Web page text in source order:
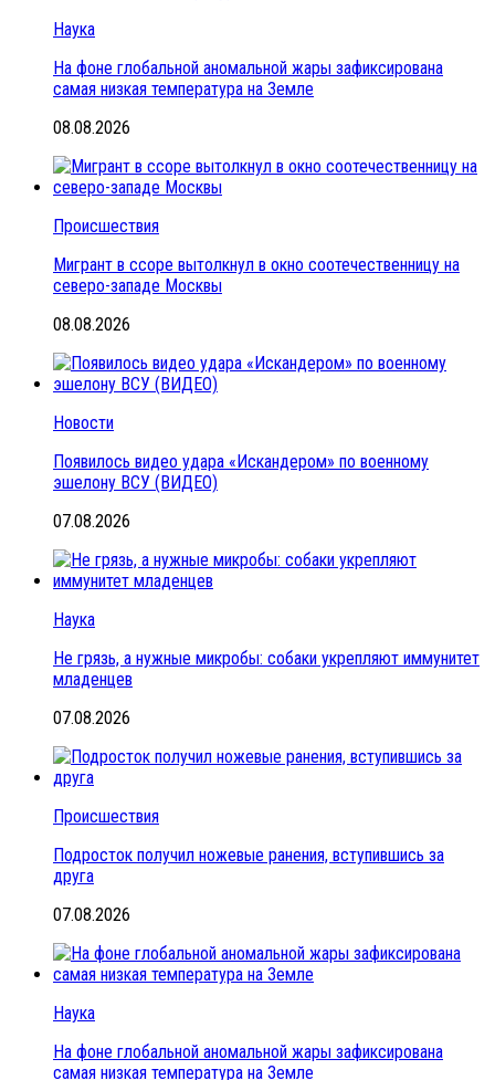
Наука
На фоне глобальной аномальной жары зафиксирована
самая низкая температура на Земле
08.08.2026
Происшествия
Мигрант в ссоре вытолкнул в окно соотечественницу на
северо-западе Москвы
08.08.2026
Новости
Появилось видео удара «Искандером» по военному
эшелону ВСУ (ВИДЕО)
07.08.2026
Наука
Не грязь, а нужные микробы: собаки укрепляют иммунитет
младенцев
07.08.2026
Происшествия
Подросток получил ножевые ранения, вступившись за
друга
07.08.2026
Наука
На фоне глобальной аномальной жары зафиксирована
самая низкая температура на Земле